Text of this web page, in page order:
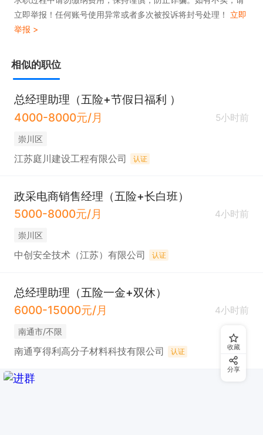
立即举报！任何账号使用异常或者多次被投诉将封号处理！ 立即
举报 >
相似的职位
总经理助理（五险+节假日福利 ）
4000-8000元/月
5小时前
崇川区
江苏庭川建设工程有限公司 认证
政采电商销售经理（五险+长白班）
5000-8000元/月
4小时前
崇川区
中创安全技术（江苏）有限公司 认证
总经理助理（五险一金+双休）
6000-15000元/月
4小时前
南通市/不限
南通亨得利高分子材料科技有限公司 认证 收藏
分享